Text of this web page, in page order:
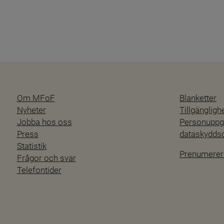
Om MFoF
Nyheter
Jobba hos oss
Press
Statistik
Frågor och svar
Telefontider
Blanketter